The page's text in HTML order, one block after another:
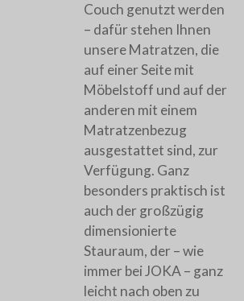
Couch genutzt werden
– dafür stehen Ihnen
unsere Matratzen, die
auf einer Seite mit
Möbelstoff und auf der
anderen mit einem
Matratzenbezug
ausgestattet sind, zur
Verfügung. Ganz
besonders praktisch ist
auch der großzügig
dimensionierte
Stauraum, der – wie
immer bei JOKA – ganz
leicht nach oben zu